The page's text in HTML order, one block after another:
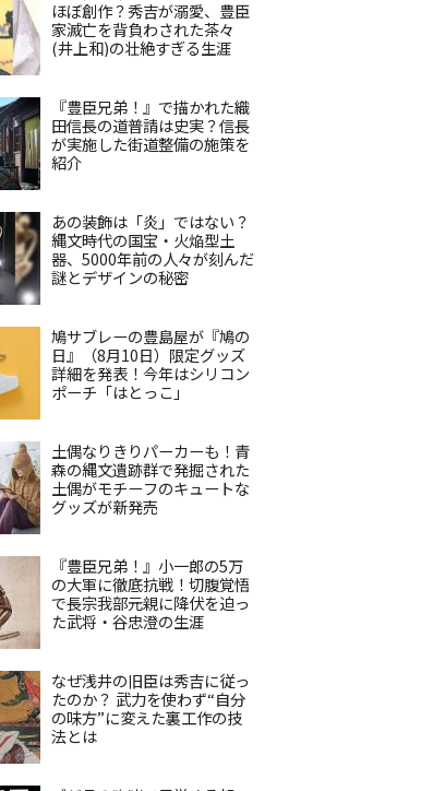
ほぼ創作？秀吉が溺愛、豊臣
家滅亡を背負わされた茶々
(井上和)の壮絶すぎる生涯
『豊臣兄弟！』で描かれた織
田信長の道普請は史実？信長
が実施した街道整備の施策を
紹介
あの装飾は「炎」ではない？
縄文時代の国宝・火焔型土
器、5000年前の人々が刻んだ
謎とデザインの秘密
鳩サブレーの豊島屋が『鳩の
日』（8月10日）限定グッズ
詳細を発表！今年はシリコン
ポーチ「はとっこ」
土偶なりきりパーカーも！青
森の縄文遺跡群で発掘された
土偶がモチーフのキュートな
グッズが新発売
『豊臣兄弟！』小一郎の5万
の大軍に徹底抗戦！切腹覚悟
で長宗我部元親に降伏を迫っ
た武将・谷忠澄の生涯
なぜ浅井の旧臣は秀吉に従っ
たのか？ 武力を使わず“自分
の味方”に変えた裏工作の技
法とは